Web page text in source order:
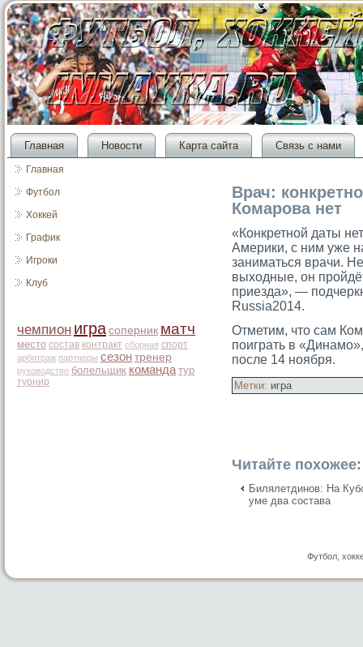
Главная Новости Карта сайта Связь с нами
Главная
Футбол
Хоккей
График
Игроки
Клуб
чемпион игра соперник матч
место состав контракт сборная спорт
арбитраж партнеры сезон тренер
руководство болельщик команда тур
турнир
Врач:
Комарова нет
«Конкретной даты
Америки, с ним уже
заниматься врачи.
выходные, он
приезда», —
Russia2014.
Отметим, чтο сам
поиграть в
после 14 ноября.
Метки: игра
Читайте похожее:
Билялетдинов: На
уме два состава
Футбол,